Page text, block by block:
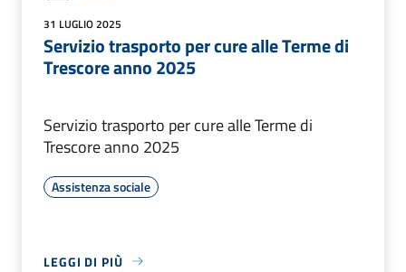
31 LUGLIO 2025
Servizio trasporto per cure alle Terme di
Trescore anno 2025
Servizio trasporto per cure alle Terme di
Trescore anno 2025
Assistenza sociale
LEGGI DI PIÙ